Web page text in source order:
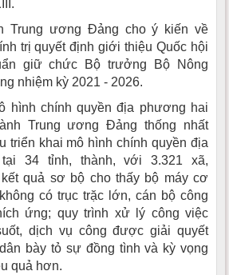
Trung ương Đảng cho ý kiến về
trị quyết định giới thiệu Quốc hội
giữ chức Bộ trưởng Bộ Nông
nhiệm kỳ 2021 - 2026.
hình chính quyền địa phương hai
Trung ương Đảng thống nhất
triển khai mô hình chính quyền địa
34 tỉnh, thành, với 3.321 xã,
quả sơ bộ cho thấy bộ máy cơ
có trục trặc lớn, cán bộ công
ứng; quy trình xử lý công việc
dịch vụ công được giải quyết
bày tỏ sự đồng tình và kỳ vọng
quả hơn.